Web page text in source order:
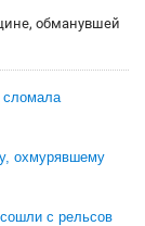
обманувшей
сломала
охмурявшему
с рельсов